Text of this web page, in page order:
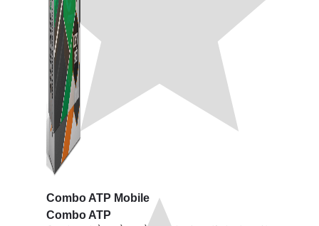
Combo ATP
Combo ATP Mobile